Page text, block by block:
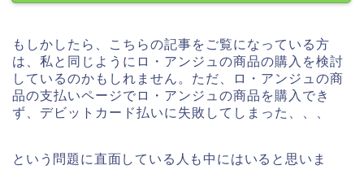
もしかしたら、こちらの記事をご覧になっている方
は、私と同じようにロ・アンジュの商品の購入を検討
しているのかもしれません。ただ、ロ・アンジュの商
品の支払いページでロ・アンジュの商品を購入でき
ず、デビットカード払いに失敗してしまった、、、
という問題に直面している人も中にはいると思いま